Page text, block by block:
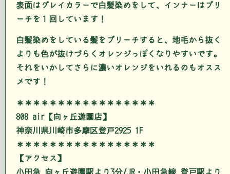
表面はグレイカラーで白髪染めをして、インナーはブリ
ーチを１回しています！
白髪染めをしている髪をブリーチすると、地毛から抜く
よりも色が抜けづらくオレンジっぽくなりやすいです。
それをいかしてさらに濃いオレンジをいれるのもオスス
メです！
＊＊＊＊＊＊＊＊＊＊＊＊＊＊＊＊＊
808 air【向ヶ丘遊園店】
神奈川県川崎市多摩区登戸2925 1F
＊＊＊＊＊＊＊＊＊＊＊＊＊＊＊＊＊
【アクセス】
小田急 向ヶ丘遊園駅より3分/JR・小田急線 登戸駅より